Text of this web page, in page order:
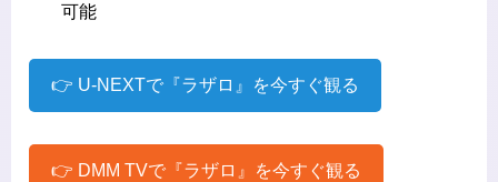
可能
👉 U-NEXTで『ラザロ』を今すぐ観る
👉 DMM TVで『ラザロ』を今すぐ観る